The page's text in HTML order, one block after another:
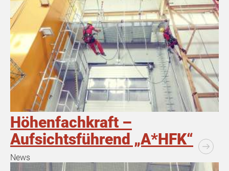
Höhenfachkraft –
Aufsichtsführend „A*HFK“
News